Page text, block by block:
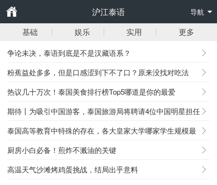
沪江泰语 导航
基础 娱乐 实用 更多
争论未决，泰语到底是不是汉藏语系？
粉蕉益处多多，但是口感涩到下不了口？原来没找对吃法
热议几十万次！泰国美食排行榜Top5哪道是你的最爱
期待丨为吸引中国游客，泰国旅游局将聘请4位中国明星担任
旅游大使
泰国高等教育中特殊的存在，各大皇家大学哪家学生规模最
大？
厨房小白必备！煎炸不溅油的关键
高温天气沙滩烤鸡蛋挑战，结局出乎意料